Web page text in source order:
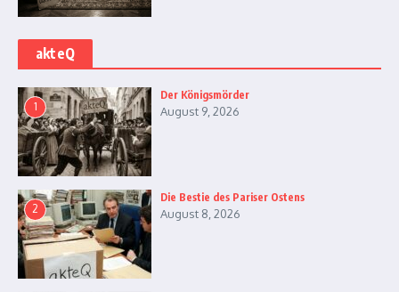
akteQ
1
Der Königsmörder
August 9, 2026
2
Die Bestie des Pariser Ostens
August 8, 2026